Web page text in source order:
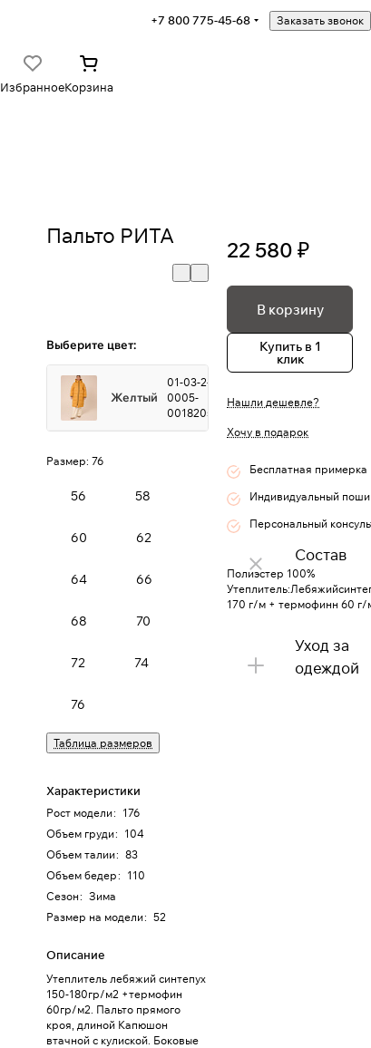
+7 800 775-45-68 Заказать звонок
ИзбранноеКорзина
Пальто РИТА
Выберите цвет:
Желтый
01-03-2-
0005-
0018205
Размер: 76
56 58
60 62
64 66
68 70
72 74
76
Таблица размеров
Характеристики
Рост модели: 176
Объем груди: 104
Объем талии: 83
Объем бедер: 110
Сезон: Зима
Размер на модели: 52
Описание
Утеплитель лебяжий синтепух
150-180гр/м2 +термофин
60гр/м2. Пальто прямого
кроя, длиной Капюшон
втачной с кулиской. Боковые
22 580 ₽
В корзину
Купить в 1
клик
Нашли дешевле?
Хочу в подарок
Бесплатная примерка
Индивидуальный
Персональный
Состав
Полиэстер 100%
170 г/м + термофинн 60 г/
Уход за
одеждой